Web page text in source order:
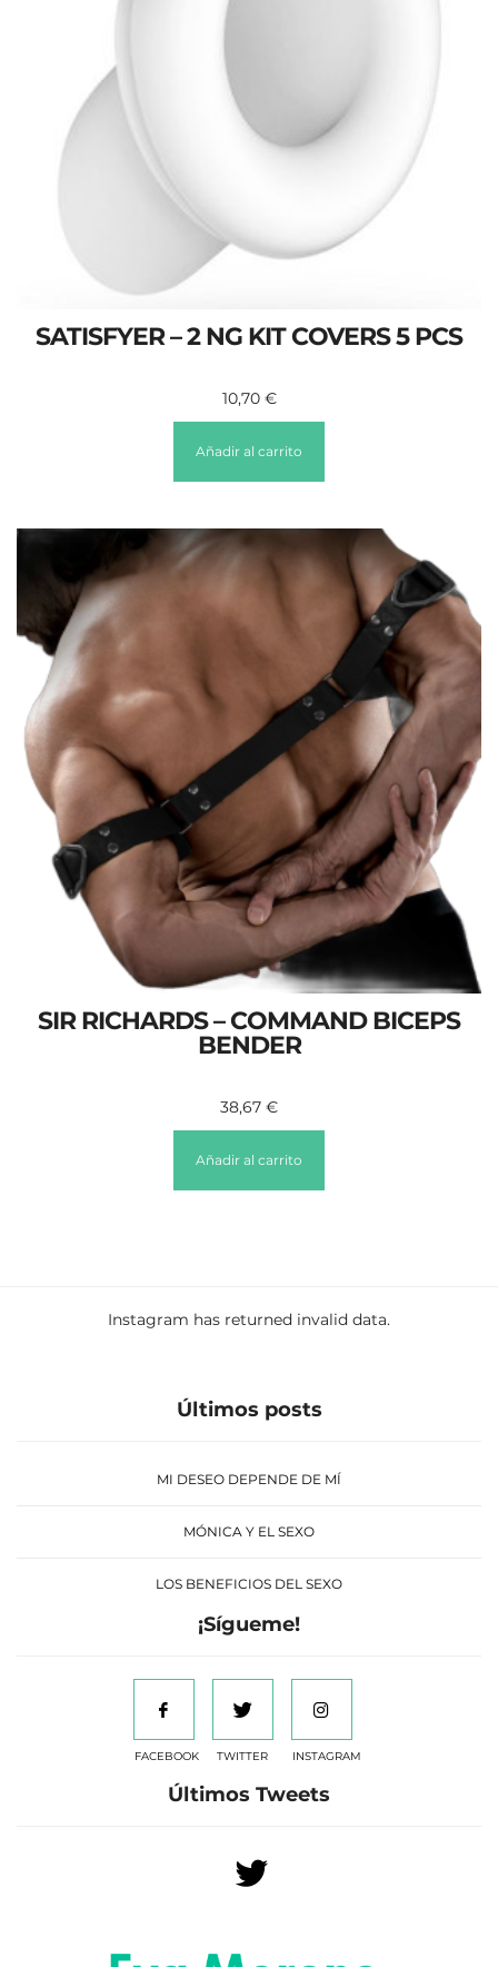
SATISFYER – 2 NG KIT COVERS 5 PCS
10,70 €
Añadir al carrito
SIR RICHARDS – COMMAND BICEPS
BENDER
38,67 €
Añadir al carrito
Instagram has returned invalid data.
Últimos posts
MI DESEO DEPENDE DE MÍ
MÓNICA Y EL SEXO
LOS BENEFICIOS DEL SEXO
¡Sígueme!
FACEBOOK TWITTER INSTAGRAM
Últimos Tweets